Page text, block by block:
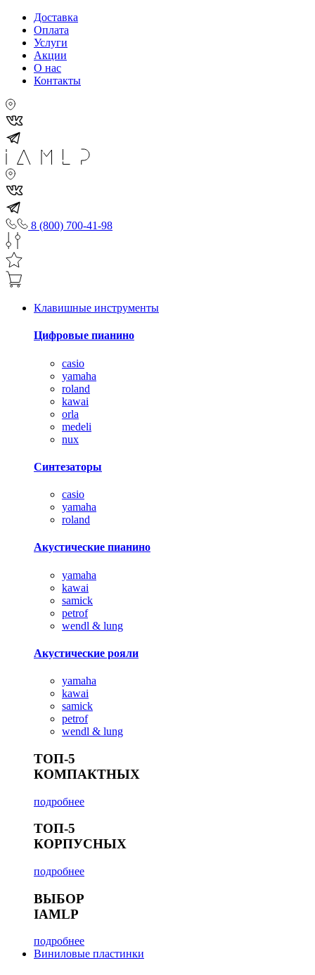
Доставка
Оплата
Услуги
Акции
О нас
Контакты
8 (800) 700-41-98
Клавишные инструменты
Цифровые пианино
casio
yamaha
roland
kawai
orla
medeli
nux
Синтезаторы
casio
yamaha
roland
Акустические пианино
yamaha
kawai
samick
petrof
wendl & lung
Акустические рояли
yamaha
kawai
samick
petrof
wendl & lung
ТОП-5
КОМПАКТНЫХ
подробнее
ТОП-5
КОРПУСНЫХ
подробнее
ВЫБОР
IAMLP
подробнее
Виниловые пластинки